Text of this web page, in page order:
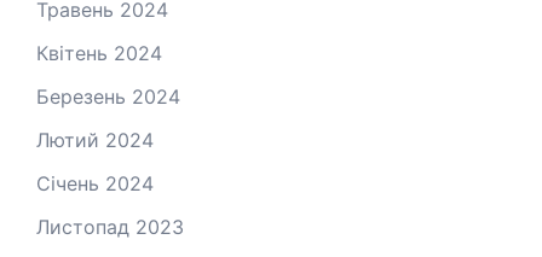
Травень 2024
Квітень 2024
Березень 2024
Лютий 2024
Січень 2024
Листопад 2023